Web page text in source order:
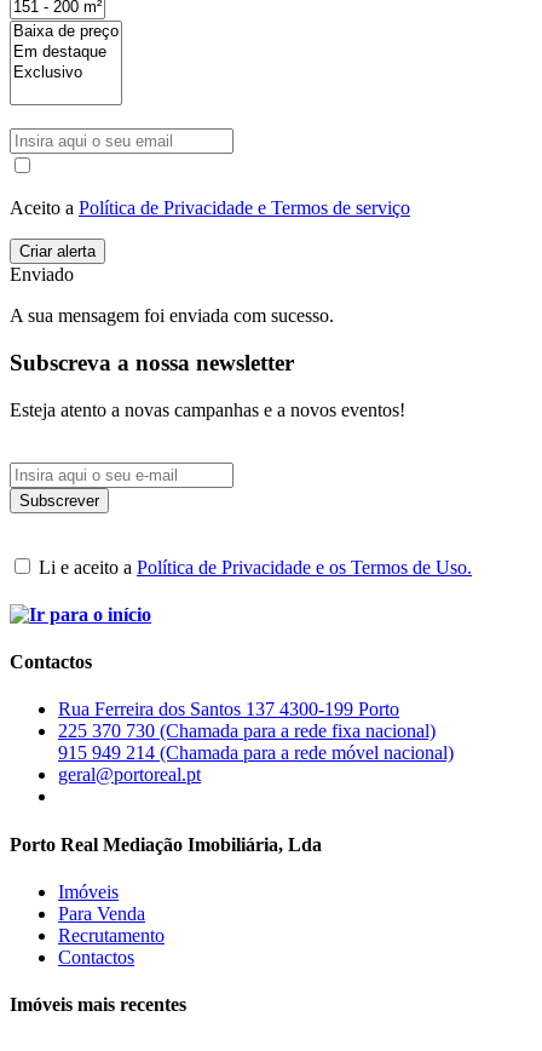
Aceito a Política de Privacidade e Termos de serviço
Enviado
A sua mensagem foi enviada com sucesso.
Subscreva a nossa newsletter
Esteja atento a novas campanhas e a novos eventos!
Li e aceito a Política de Privacidade e os Termos de Uso.
Contactos
Rua Ferreira dos Santos 137 4300-199 Porto
225 370 730 (Chamada para a rede fixa nacional)
915 949 214 (Chamada para a rede móvel nacional)
geral@portoreal.pt
Porto Real Mediação Imobiliária, Lda
Imóveis
Para Venda
Recrutamento
Contactos
Imóveis mais recentes